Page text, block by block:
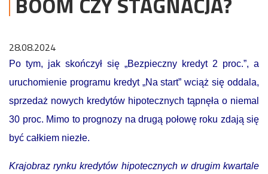
28.08.2024
Po tym, jak skończył się „Bezpieczny kredyt 2 proc.”, a
uruchomienie programu kredyt „Na start” wciąż się oddala,
sprzedaż nowych kredytów hipotecznych tąpnęła o niemal
30 proc. Mimo to prognozy na drugą połowę roku zdają się
być całkiem niezłe.
Krajobraz rynku kredytów hipotecznych w drugim kwartale